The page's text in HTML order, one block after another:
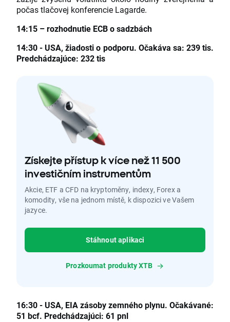
počas tlačovej konferencie Lagarde.
14:15 – rozhodnutie ECB o sadzbách
14:30 - USA, žiadosti o podporu. Očakáva sa: 239 tis.
Predchádzajúce: 232 tis
Získejte přístup k více než 11 500
investičním instrumentům
Akcie, ETF a CFD na kryptoměny, indexy, Forex a
komodity, vše na jednom místě, k dispozici ve Vašem
jazyce.
Stáhnout aplikaci
Prozkoumat produkty XTB
16:30 - USA, EIA zásoby zemného plynu. Očakávané:
51 bcf. Predchádzajúci: 61 pnl